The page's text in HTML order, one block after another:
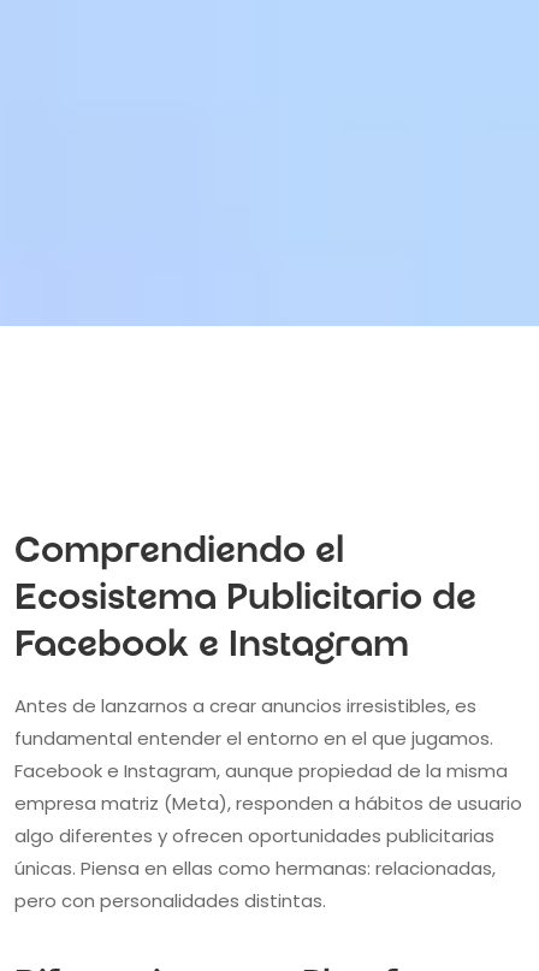
Comprendiendo el
Ecosistema Publicitario de
Facebook e Instagram
Antes de lanzarnos a crear anuncios irresistibles, es
fundamental entender el entorno en el que jugamos.
Facebook e Instagram, aunque propiedad de la misma
empresa matriz (Meta), responden a hábitos de usuario
algo diferentes y ofrecen oportunidades publicitarias
únicas. Piensa en ellas como hermanas: relacionadas,
pero con personalidades distintas.